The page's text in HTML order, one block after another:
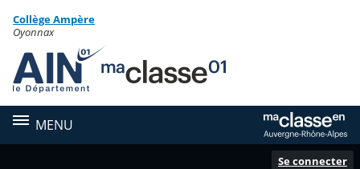
Menu de la rubrique
Contenu
Collège Ampère
Oyonnax
MENU
Se connecter